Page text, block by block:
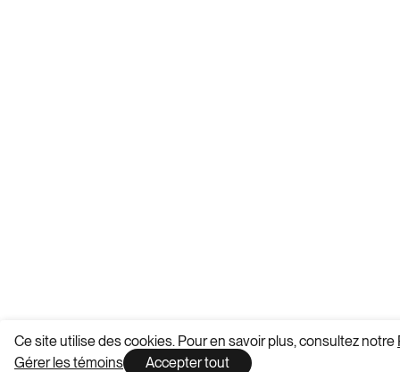
Ce site utilise des cookies. Pour en savoir plus, consultez notre
Gérer les témoins
Accepter tout